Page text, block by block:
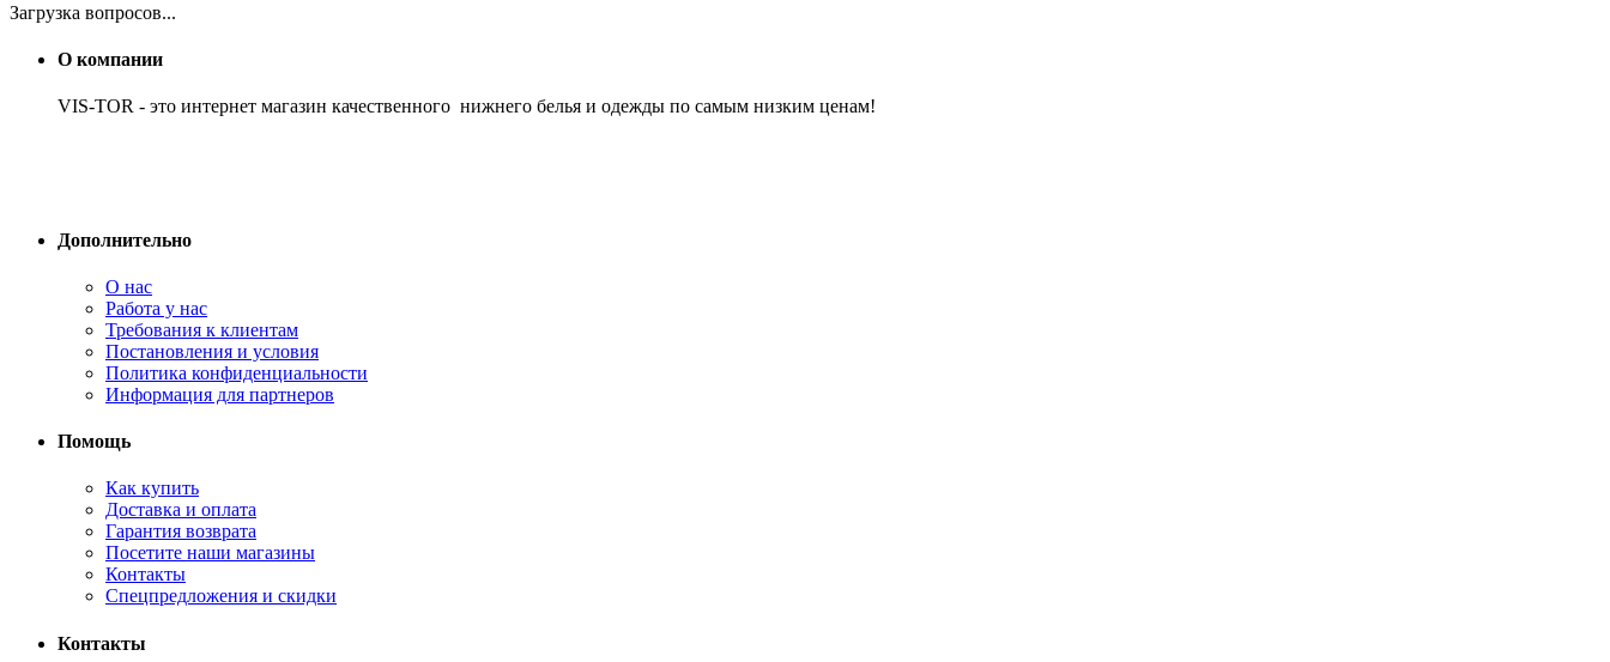
Загрузка вопросов...
О компании
VIS-TOR - это интернет магазин качественного нижнего белья и одежды по самым низким ценам!
Дополнительно
О нас
Работа у нас
Требования к клиентам
Постановления и условия
Политика конфиденциальности
Информация для партнеров
Помощь
Как купить
Доставка и оплата
Гарантия возврата
Посетите наши магазины
Контакты
Спецпредложения и скидки
Контакты